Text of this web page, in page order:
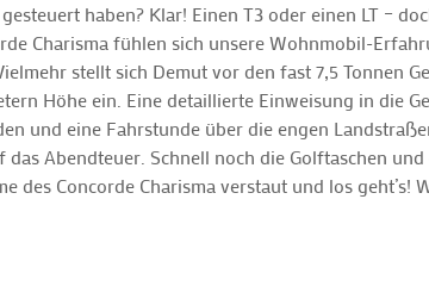
haben? Klar! Einen T3 oder einen LT –
Charisma fühlen sich unsere Wohnmobil-
stellt sich Demut vor den fast 7,5 Tonnen
Höhe ein. Eine detaillierte Einweisung in die
und eine Fahrstunde über die engen
Abendteuer. Schnell noch die Golftaschen und
des Concorde Charisma verstaut und los geht’s!